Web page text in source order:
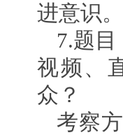
进意识。
7.题
视频、
众？
考察